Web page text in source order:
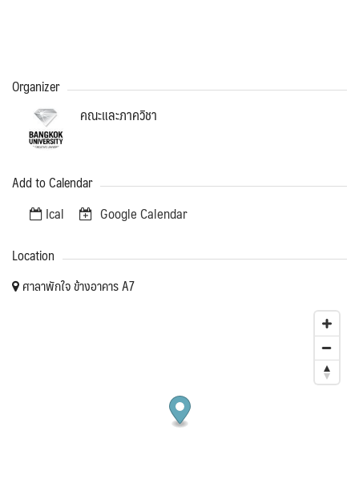
Organizer
คณะและภาควิชา
Add to Calendar
Ical Google Calendar
Location
ศาลาพักใจ ข้างอาคาร A7